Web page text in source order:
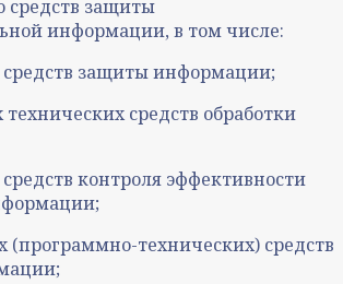
средств защиты
информации, в том числе:
средств защиты информации;
средств обработки
контроля эффективности
(программно-технических) средств